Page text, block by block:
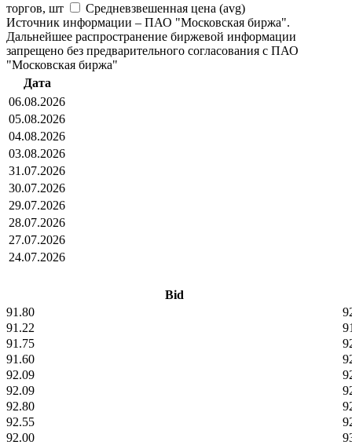
торгов, шт
Средневзвешенная цена (avg)
Источник информации – ПАО "Московская биржа".
Дальнейшее распространение биржевой информации
запрещено без предварительного согласования с ПАО
"Московская биржа"
Дата
06.08.2026
05.08.2026
04.08.2026
03.08.2026
31.07.2026
30.07.2026
29.07.2026
28.07.2026
27.07.2026
24.07.2026
Bid
91.80
91.22
91.75
91.60
92.09
92.09
92.80
92.55
92.00